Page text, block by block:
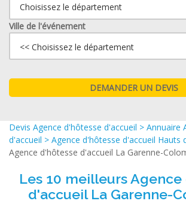
Ville de l'événement
Devis Agence d'hôtesse d'accueil > Annuaire
d'accueil > Agence d'hôtesse d'accueil Hauts
Agence d'hôtesse d'accueil La Garenne-
Les 10 meilleurs
d'accueil La Garenne-